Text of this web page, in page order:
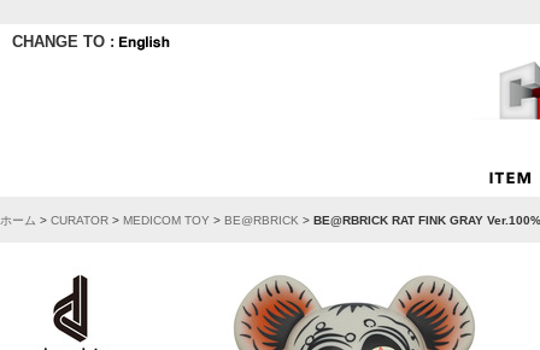
CHANGE TO :
ホーム > CURATOR > MEDICOM TOY > BE@RBRICK > BE@RBRICK RAT FINK GRAY